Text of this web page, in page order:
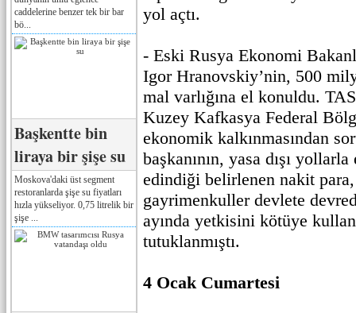
caddelerine benzer tek bir bar
bö...
Başkentte bin
liraya bir şişe su
Moskova'daki üst segment
restoranlarda şişe su fiyatları
hızla yükseliyor. 0,75 litrelik bir
şişe ...
yol açtı.
- Eski Rusya Ekonomi
Igor Hranovskiy’nin, 500
mal varlığına el konuldu.
Kuzey Kafkasya Federal
ekonomik kalkınmasından
başkanının, yasa dışı
edindiği belirlenen nakit
gayrimenkuller devlete
ayında yetkisini kötüye
tutuklanmıştı.
4 Ocak Cumartesi